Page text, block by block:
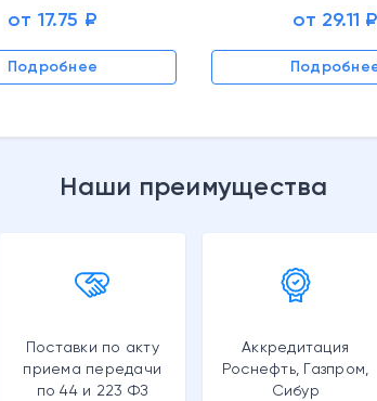
267530
от 17.75 ₽
Подробнее
мм, прозрачная,
от 29.11 ₽
Наши преимущества
Поставки по акту
приема передачи
по 44 и 223 ФЗ
Аккредитация
Роснефть, Газпром,
Сибур